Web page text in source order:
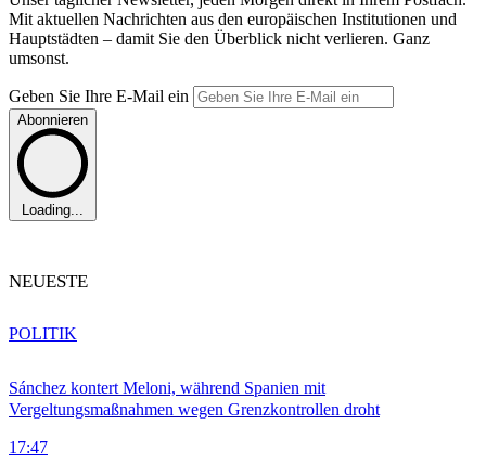
Mit aktuellen Nachrichten aus den europäischen Institutionen und
Hauptstädten – damit Sie den Überblick nicht verlieren. Ganz
umsonst.
Geben Sie Ihre E-Mail ein
Abonnieren
Loading...
NEUESTE
Sánchez kontert Meloni, während Spanien mit
Vergeltungsmaßnahmen wegen Grenzkontrollen droht
17:47
POLITIK